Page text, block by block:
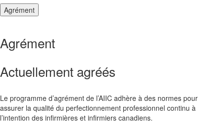
Agrément
Agrément
Actuellement agréés
Le programme d’agrément de l’AIIC adhère à des normes pour
assurer la qualité du perfectionnement professionnel continu à
l’intention des infirmières et infirmiers canadiens.